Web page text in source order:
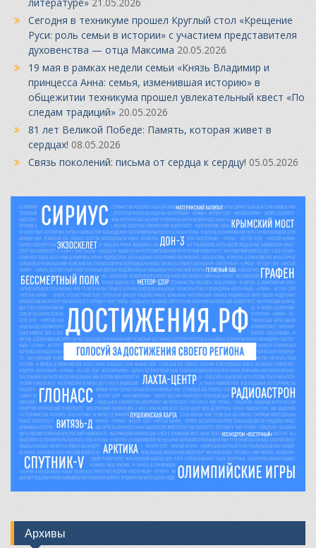
литературе» 21.05.2026
Сегодня в техникуме прошел Круглый стол «Крещение
Руси: роль семьи в истории» с участием представителя
духовенства — отца Максима 20.05.2026
19 мая в рамках недели семьи «Князь Владимир и
принцесса Анна: семья, изменившая историю» в
общежитии техникума прошел увлекательный квест «По
следам традиций» 20.05.2026
81 лет Великой Победе: Память, которая живет в
сердцах! 08.05.2026
Связь поколений: письма от сердца к сердцу! 05.05.2026
Архивы